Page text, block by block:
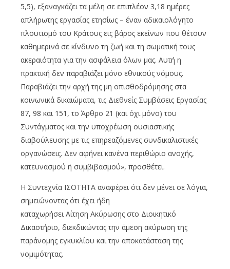
5,5), εξαναγκάζει τα μέλη σε επιπλέον 3,18 ημέρες
απλήρωτης εργασίας ετησίως – έναν αδικαιολόγητο
πλουτισμό του Κράτους εις βάρος εκείνων που θέτουν
καθημερινά σε κίνδυνο τη ζωή και τη σωματική τους
ακεραιότητα για την ασφάλεια όλων μας. Αυτή η
πρακτική δεν παραβιάζει μόνο εθνικούς νόμους.
Παραβιάζει την αρχή της μη οπισθοδρόμησης στα
κοινωνικά δικαιώματα, τις Διεθνείς Συμβάσεις Εργασίας
87, 98 και 151, το Άρθρο 21 (και όχι μόνο) του
Συντάγματος και την υποχρέωση ουσιαστικής
διαβούλευσης με τις επηρεαζόμενες συνδικαλιστικές
οργανώσεις. Δεν αφήνει κανένα περιθώριο ανοχής,
κατευνασμού ή συμβιβασμού», προσθέτει.
Η Συντεχνία ΙΣΟΤΗΤΑ αναφέρει ότι δεν μένει σε λόγια,
σημειώνοντας ότι έχει ήδη
καταχωρήσει Αίτηση Ακύρωσης στο Διοικητικό
Δικαστήριο, διεκδικώντας την άμεση ακύρωση της
παράνομης εγκυκλίου και την αποκατάσταση της
νομιμότητας.